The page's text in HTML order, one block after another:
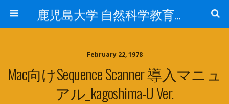
鹿児島大学 自然科学教育研究支援センター 遺伝子実験施設
February 22, 1978
Mac向けSequence Scanner 導入マニュ
アル_kagoshima-U Ver.